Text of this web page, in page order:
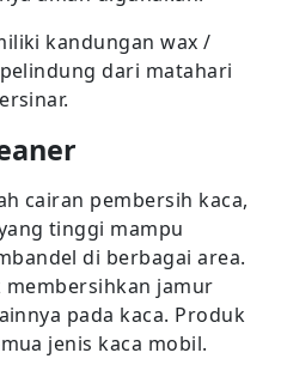
kandungan wax /
dari matahari
cairan pembersih kaca,
tinggi mampu
di berbagai area.
jamur
pada kaca. Produk
jenis kaca mobil.